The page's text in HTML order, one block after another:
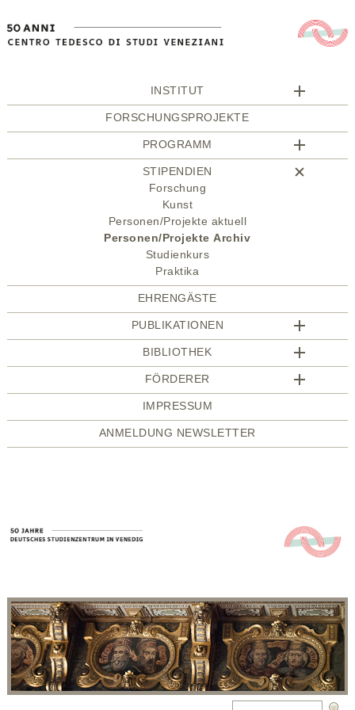
INSTITUT
FORSCHUNGSPROJEKTE
PROGRAMM
STIPENDIEN
Forschung
Kunst
Personen/Projekte aktuell
Personen/Projekte Archiv
Studienkurs
Praktika
EHRENGÄSTE
PUBLIKATIONEN
BIBLIOTHEK
FÖRDERER
IMPRESSUM
ANMELDUNG NEWSLETTER